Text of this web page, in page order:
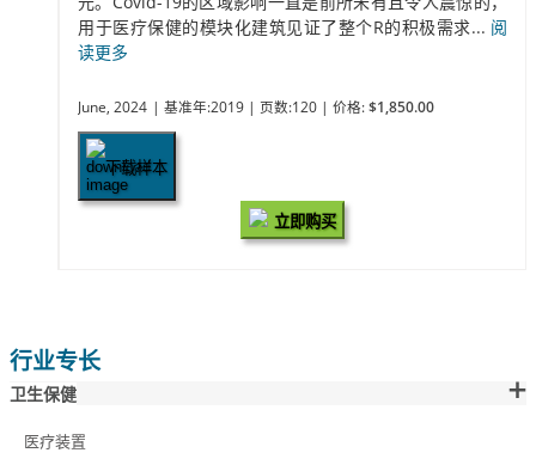
用于医疗保健的模块化建筑见证了整个R的积极需求... 阅
读更多
June, 2024 | 基准年:2019 | 页数:120 | 价格: $1,850.00
下载样本
立即购买
行业专长
卫生保健
医疗装置